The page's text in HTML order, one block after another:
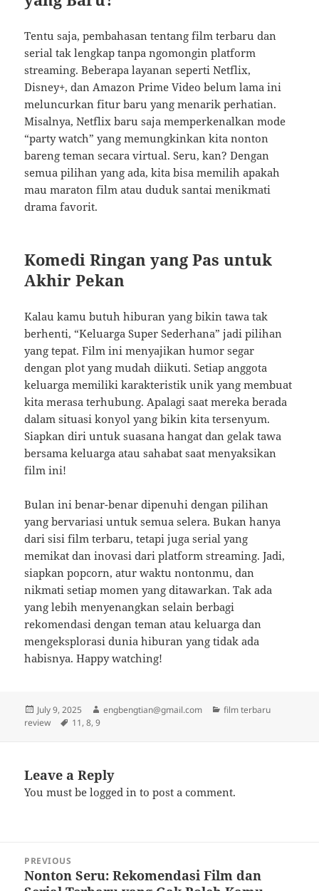
Tentu saja, pembahasan tentang film terbaru dan
serial tak lengkap tanpa ngomongin platform
streaming. Beberapa layanan seperti Netflix,
Disney+, dan Amazon Prime Video belum lama ini
meluncurkan fitur baru yang menarik perhatian.
Misalnya, Netflix baru saja memperkenalkan mode
“party watch” yang memungkinkan kita nonton
bareng teman secara virtual. Seru, kan? Dengan
semua pilihan yang ada, kita bisa memilih apakah
mau maraton film atau duduk santai menikmati
drama favorit.
Komedi Ringan yang Pas untuk
Akhir Pekan
Kalau kamu butuh hiburan yang bikin tawa tak
berhenti, “Keluarga Super Sederhana” jadi pilihan
yang tepat. Film ini menyajikan humor segar
dengan plot yang mudah diikuti. Setiap anggota
keluarga memiliki karakteristik unik yang membuat
kita merasa terhubung. Apalagi saat mereka berada
dalam situasi konyol yang bikin kita tersenyum.
Siapkan diri untuk suasana hangat dan gelak tawa
bersama keluarga atau sahabat saat menyaksikan
film ini!
Bulan ini benar-benar dipenuhi dengan pilihan
yang bervariasi untuk semua selera. Bukan hanya
dari sisi film terbaru, tetapi juga serial yang
memikat dan inovasi dari platform streaming. Jadi,
siapkan popcorn, atur waktu nontonmu, dan
nikmati setiap momen yang ditawarkan. Tak ada
yang lebih menyenangkan selain berbagi
rekomendasi dengan teman atau keluarga dan
mengeksplorasi dunia hiburan yang tidak ada
habisnya. Happy watching!
Posted
on
July 9, 2025 Author
engbengtian@gmail.com Categories
film terbaru
review
Tags
11,8,9
Leave a Reply
You must belogged in to post a comment.
navigation
PREVIOUS
Previous
Nonton Seru: Rekomendasi Film dan